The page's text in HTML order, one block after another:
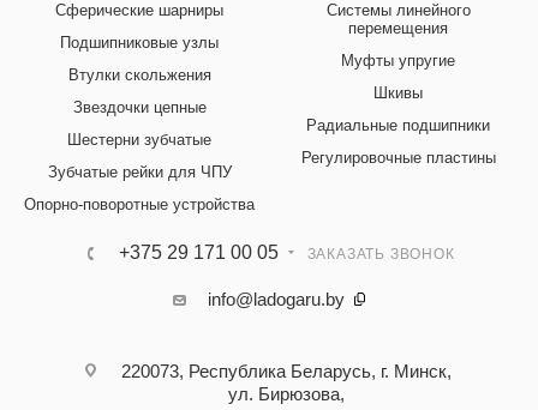
Сферические шарниры
Подшипниковые узлы
Втулки скольжения
Звездочки цепные
Шестерни зубчатые
Зубчатые рейки для ЧПУ
Опорно-поворотные устройства
Системы линейного
перемещения
Муфты упругие
Шкивы
Радиальные подшипники
Регулировочные пластины
+375 29 171 00 05 ЗАКАЗАТЬ ЗВОНОК
info@ladogaru.by
220073, Республика Беларусь, г. Минск,
ул. Бирюзова,